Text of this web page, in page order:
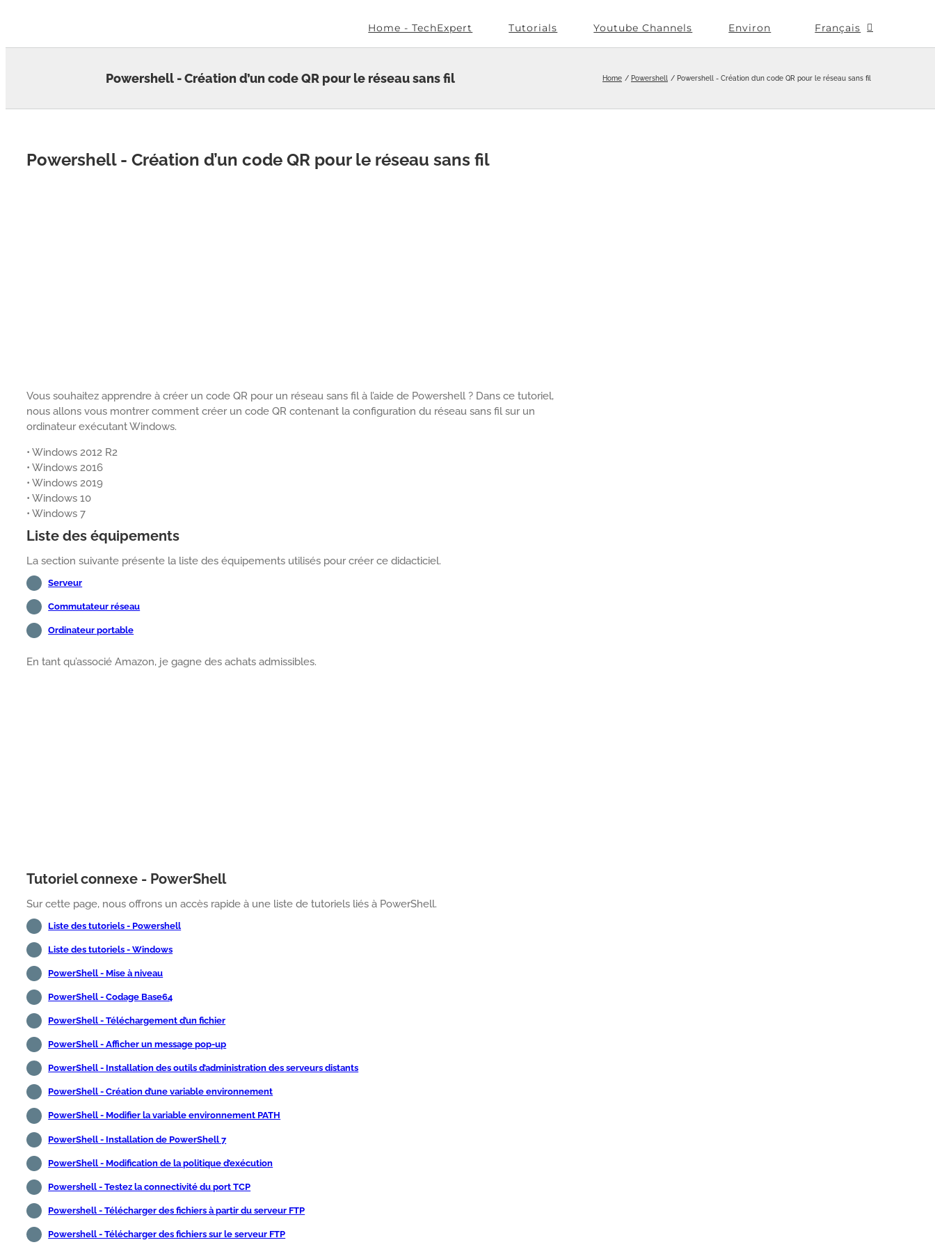
Home - TechExpert Tutorials Youtube Channels Environ Français
Powershell - Création d’un code QR pour le réseau sans fil Home Powershell Powershell - Création d’un code QR pour le réseau sans fil
Powershell - Création d’un code QR pour le réseau sans fil
Vous souhaitez apprendre à créer un code QR pour un réseau sans fil à l’aide de Powershell ? Dans ce tutoriel,
nous allons vous montrer comment créer un code QR contenant la configuration du réseau sans fil sur un
ordinateur exécutant Windows.
• Windows 2012 R2
• Windows 2016
• Windows 2019
• Windows 10
• Windows 7
Liste des équipements
La section suivante présente la liste des équipements utilisés pour créer ce didacticiel.
Serveur
Commutateur réseau
Ordinateur portable
En tant qu’associé Amazon, je gagne des achats admissibles.
Tutoriel connexe - PowerShell
Sur cette page, nous offrons un accès rapide à une liste de tutoriels liés à PowerShell.
Liste des tutoriels - Powershell
Liste des tutoriels - Windows
PowerShell - Mise à niveau
PowerShell - Codage Base64
PowerShell - Téléchargement d’un fichier
PowerShell - Afficher un message pop-up
PowerShell - Installation des outils d’administration des serveurs distants
PowerShell - Création d’une variable environnement
PowerShell - Modifier la variable environnement PATH
PowerShell - Installation de PowerShell 7
PowerShell - Modification de la politique d’exécution
Powershell - Testez la connectivité du port TCP
Powershell - Télécharger des fichiers à partir du serveur FTP
Powershell - Télécharger des fichiers sur le serveur FTP